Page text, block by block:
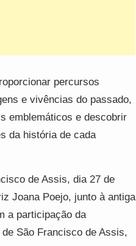
percursos
e vivências do passado,
emblemáticos e descobrir
da história de cada
de Assis, dia 27 de
Joana Poejo, junto à antiga
a participação da
São Francisco de Assis,